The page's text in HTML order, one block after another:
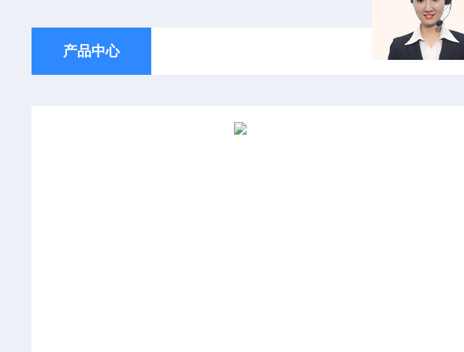
产品中心